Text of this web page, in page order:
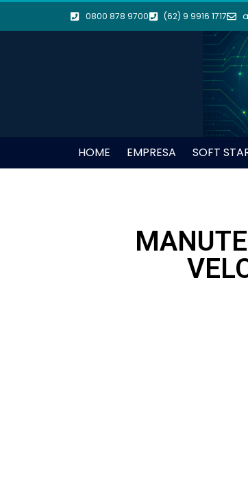
0800 878 9700 (62) 9 9916 1717
HOME EMPRESA SOFT